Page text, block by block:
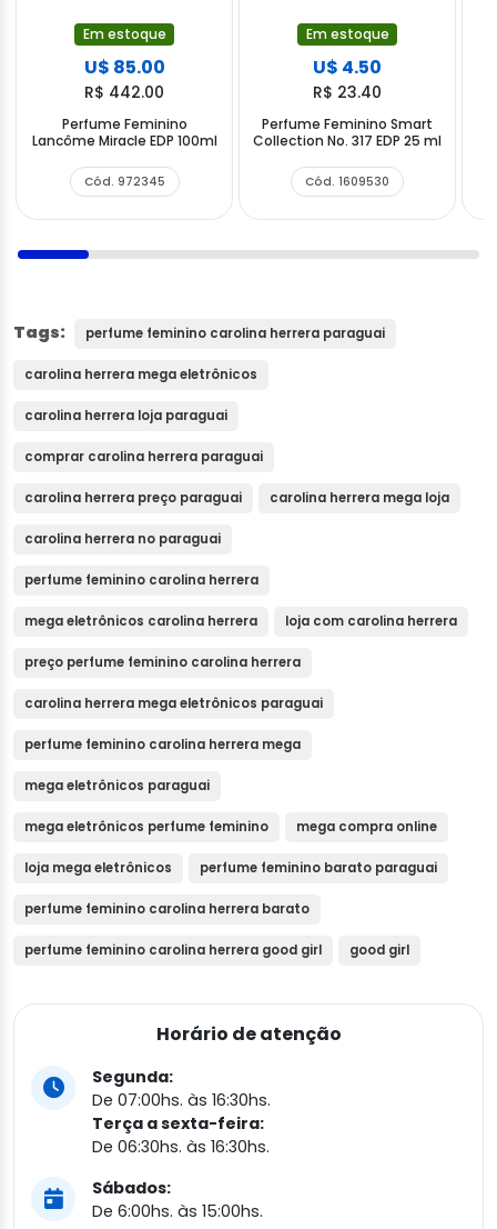
Em estoque
U$ 85.00
R$ 442.00
Perfume Feminino
Lancôme Miracle EDP 100ml
Cód. 972345
Em estoque
U$ 4.50
R$ 23.40
Perfume Feminino Smart
Collection No. 317 EDP 25 ml
Cód. 1609530
Tags: perfume feminino carolina herrera paraguai
carolina herrera mega eletrônicos
carolina herrera loja paraguai
comprar carolina herrera paraguai
carolina herrera preço paraguai carolina herrera mega loja
carolina herrera no paraguai
perfume feminino carolina herrera
mega eletrônicos carolina herrera loja com carolina herrera
preço perfume feminino carolina herrera
carolina herrera mega eletrônicos paraguai
perfume feminino carolina herrera mega
mega eletrônicos paraguai
mega eletrônicos perfume feminino mega compra online
loja mega eletrônicos perfume feminino barato paraguai
perfume feminino carolina herrera barato
perfume feminino carolina herrera good girl good girl
Horário de atenção
Segunda:
De 07:00hs. às 16:30hs.
Terça a sexta-feira:
De 06:30hs. às 16:30hs.
Sábados:
De 6:00hs. às 15:00hs.